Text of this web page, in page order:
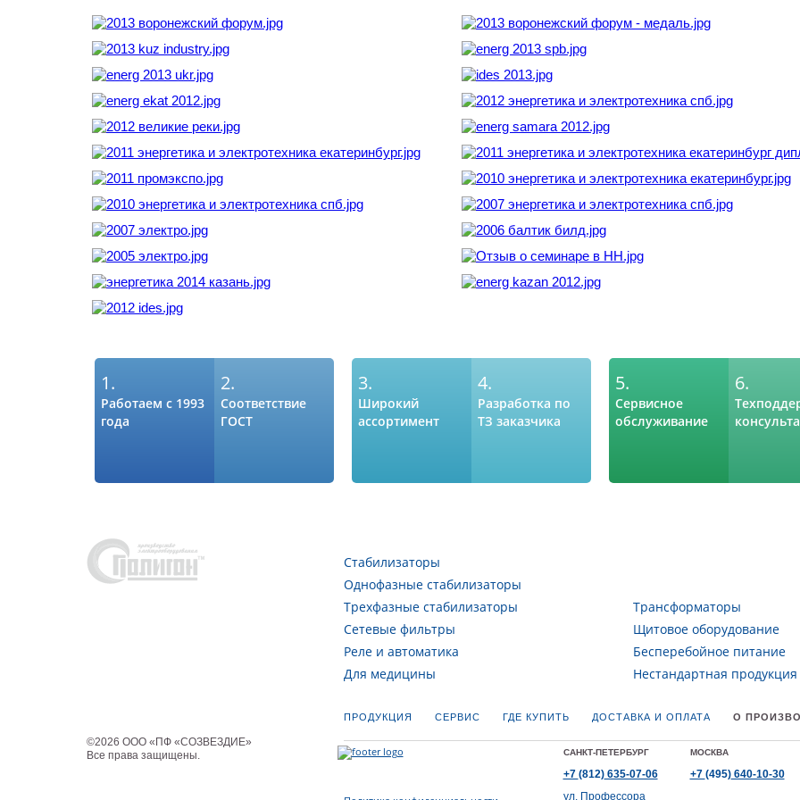
1.
Работаем с 1993
года
2.
Соответствие
ГОСТ
3.
Широкий
ассортимент
4.
Разработка по
ТЗ заказчика
5.
Сервисное
обслуживание
6.
Стабилизаторы
Однофазные стабилизаторы
Трехфазные стабилизаторы
Сетевые фильтры
Реле и автоматика
Для медицины
Трансформаторы
Щитовое оборудование
Бесперебойное питание
Нестандартная продукция
©2026 ООО «ПФ «СОЗВЕЗДИЕ»
Все права защищены.
ПРОДУКЦИЯ СЕРВИС ГДЕ КУПИТЬ ДОСТАВКА И ОПЛАТА О
САНКТ-ПЕТЕРБУРГ
+7 (812)635-07-06
ул. Профессора
МОСКВА
+7 (495)640-10-30